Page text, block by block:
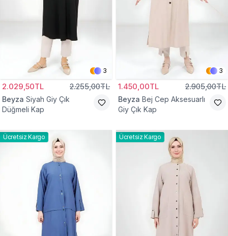
3
2.029,50TL 2.255,00TL
Beyza Siyah Giy Çık
Düğmeli Kap
3
1.450,00TL 2.905,00TL
Beyza Bej Cep Aksesuarlı
Giy Çık Kap
Ücretsiz Kargo Ücretsiz Kargo